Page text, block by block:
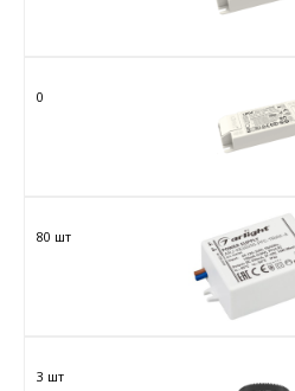
0
80 шт
3 шт